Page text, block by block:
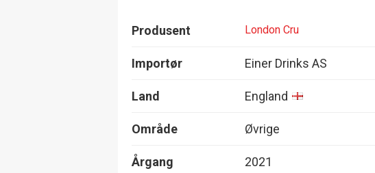
Produsent London Cru
Importør Einer Drinks AS
Land England
Område Øvrige
Årgang 2021